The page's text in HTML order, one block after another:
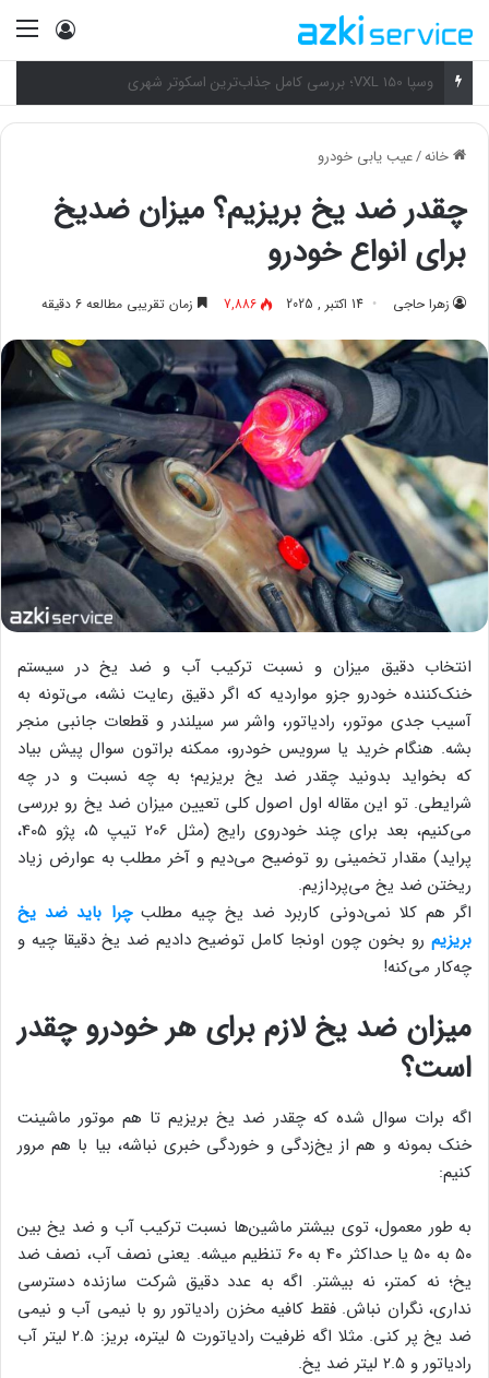
ورود
خانه/عیب یابی خودرو
چقدر ضد یخ بریزیم؟ میزان ضدیخ
برای انواع خودرو
زهرا حاجی 14 اکتبر , 2025 7,886 زمان تقریبی مطالعه 6 دقیقه
انتخاب دقیق میزان و نسبت ترکیب آب و ضد یخ در سیستم
خنک‌کننده خودرو جزو مواردیه که اگر دقیق رعایت نشه، می‌تونه به
آسیب جدی موتور، رادیاتور، واشر سر سیلندر و قطعات جانبی منجر
بشه. هنگام خرید یا سرویس خودرو، ممکنه براتون سوال پیش بیاد
که بخواید بدونید چقدر ضد یخ بریزیم؛ به چه نسبت و در چه
شرایطی. تو این مقاله اول اصول کلی تعیین میزان ضد یخ رو بررسی
می‌کنیم، بعد برای چند خودروی رایج (مثل 206 تیپ 5، پژو 405،
پراید) مقدار تخمینی رو توضیح می‌دیم و آخر مطلب به عوارض زیاد
ریختن ضد یخ می‌پردازیم.
اگر هم کلا نمی‌دونی کاربرد ضد یخ چیه مطلبچرا باید ضد یخ
بریزیم رو بخون چون اونجا کامل توضیح دادیم ضد یخ دقیقا چیه و
چه‌کار می‌کنه!
میزان ضد یخ لازم برای هر خودرو چقدر
است؟
اگه برات سوال شده که چقدر ضد یخ بریزیم تا هم موتور ماشینت
خنک بمونه و هم از یخ‌زدگی و خوردگی خبری نباشه، بیا با هم مرور
کنیم:
به طور معمول، توی بیشتر ماشین‌ها نسبت ترکیب آب و ضد یخ بین
۵۰ به ۵۰ یا حداکثر ۴۰ به ۶۰ تنظیم میشه. یعنی نصف آب، نصف ضد
یخ؛ نه کمتر، نه بیشتر. اگه به عدد دقیق شرکت سازنده دسترسی
نداری، نگران نباش. فقط کافیه مخزن رادیاتور رو با نیمی آب و نیمی
ضد یخ پر کنی. مثلا اگه ظرفیت رادیاتورت ۵ لیتره، بریز: ۲.۵ لیتر آب
رادیاتور و ۲.۵ لیتر ضد یخ.